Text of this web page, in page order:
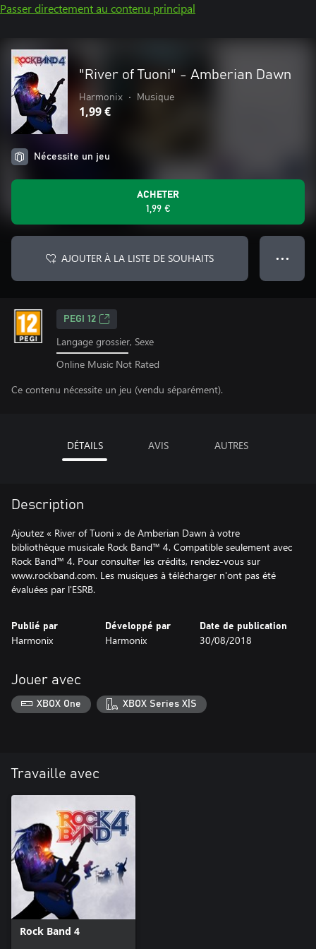
Passer directement au contenu principal
"River of Tuoni" - Amberian Dawn
Harmonix • Musique
1,99 €
Nécessite un jeu
ACHETER
1,99 €
AJOUTER À LA LISTE DE SOUHAITS ● ● ●
PEGI 12
Langage grossier, Sexe
Online Music Not Rated
Ce contenu nécessite un jeu (vendu séparément).
DÉTAILS AVIS AUTRES
Description
Ajoutez « River of Tuoni » de Amberian Dawn à votre
bibliothèque musicale Rock Band™ 4. Compatible seulement avec
Rock Band™ 4. Pour consulter les crédits, rendez-vous sur
www.rockband.com. Les musiques à télécharger n'ont pas été
évaluées par l'ESRB.
Publié par
Harmonix
Développé par
Harmonix
Date de publication
30/08/2018
Jouer avec
XBOX One XBOX Series X|S
Travaille avec
Rock Band 4